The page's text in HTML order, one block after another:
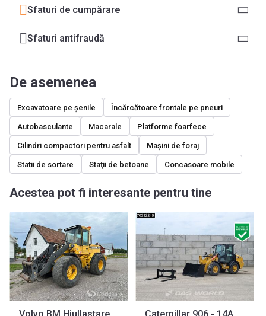
Sfaturi de cumpărare
Sfaturi antifraudă
De asemenea
Excavatoare pe şenile Încărcătoare frontale pe pneuri
Autobasculante Macarale Platforme foarfece
Cilindri compactori pentru asfalt Maşini de foraj
Statii de sortare Staţii de betoane Concasoare mobile
Acestea pot fi interesante pentru tine